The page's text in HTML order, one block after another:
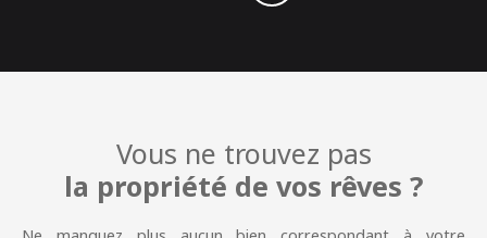
Vous ne trouvez pas
la propriété de vos rêves ?